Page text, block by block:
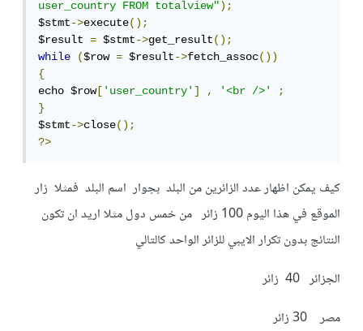
user_country FROM totalview");
$stmt->execute();
$result = $stmt->get_result();
while
($row = $result->fetch_assoc())
{
echo $row['user_country'] , '<br />'
;
}
$stmt->close();
?>
كيف يمكن اظهار عدد الزائرين من البلد بجوار اسم البلد فمثلا زار
الموقع في هذا اليوم 100 زائر من خمس دول مثلا اريد ان تكون
النتائج بدون تكرار الايبي للزائر الواحد كالتالي
الجزائر 40 زائر
مصر 30 زائر